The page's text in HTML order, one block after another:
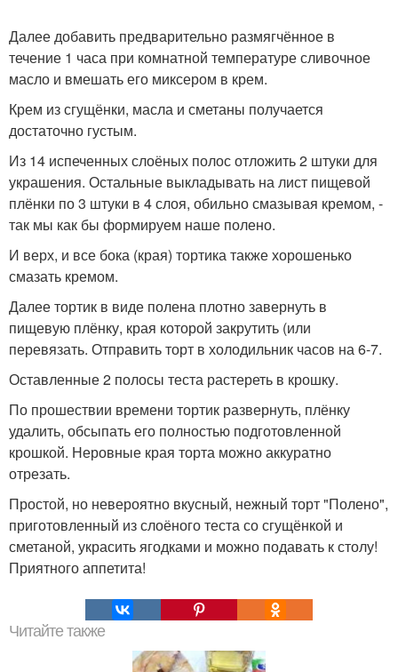
Далее добавить предварительно размягчённое в
течение 1 часа при комнатной температуре сливочное
масло и вмешать его миксером в крем.
Крем из сгущёнки, масла и сметаны получается
достаточно густым.
Из 14 испеченных слоёных полос отложить 2 штуки для
украшения. Остальные выкладывать на лист пищевой
плёнки по 3 штуки в 4 слоя, обильно смазывая кремом, -
так мы как бы формируем наше полено.
И верх, и все бока (края) тортика также хорошенько
смазать кремом.
Далее тортик в виде полена плотно завернуть в
пищевую плёнку, края которой закрутить (или
перевязать. Отправить торт в холодильник часов на 6-7.
Оставленные 2 полосы теста растереть в крошку.
По прошествии времени тортик развернуть, плёнку
удалить, обсыпать его полностью подготовленной
крошкой. Неровные края торта можно аккуратно
отрезать.
Простой, но невероятно вкусный, нежный торт "Полено",
приготовленный из слоёного теста со сгущёнкой и
сметаной, украсить ягодками и можно подавать к столу!
Приятного аппетита!
Читайте также